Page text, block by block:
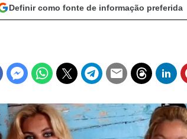
Definir como fonte de informação preferida